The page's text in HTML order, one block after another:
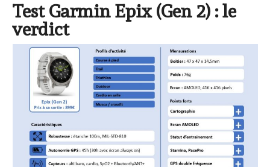
Test Garmin Epix (Gen 2) : le
verdict